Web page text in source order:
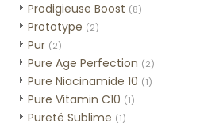
Prodigieuse Boost (8)
Prototype (2)
Pur (2)
Pure Age Perfection (2)
Pure Niacinamide 10 (1)
Pure Vitamin C10 (1)
Pureté Sublime (1)